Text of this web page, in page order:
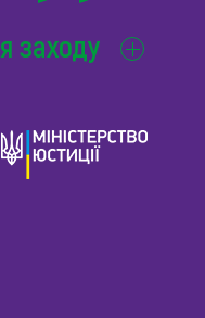
заходу